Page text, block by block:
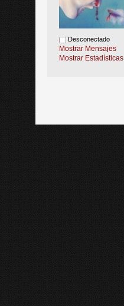
Desconectado
Mostrar Mensajes
Mostrar Estadísticas